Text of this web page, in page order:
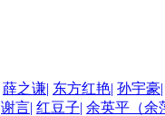
薛之谦| 东方红艳| 孙宇豪|
谢言| 红豆子| 余英平（余